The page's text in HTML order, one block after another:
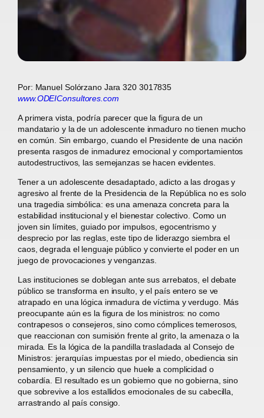
Por: Manuel Solórzano Jara 320 3017835
www.ODEIConsultores.com
A primera vista, podría parecer que la figura de un
mandatario y la de un adolescente inmaduro no tienen mucho
en común. Sin embargo, cuando el Presidente de una nación
presenta rasgos de inmadurez emocional y comportamientos
autodestructivos, las semejanzas se hacen evidentes.
Tener a un adolescente desadaptado, adicto a las drogas y
agresivo al frente de la Presidencia de la República no es solo
una tragedia simbólica: es una amenaza concreta para la
estabilidad institucional y el bienestar colectivo. Como un
joven sin límites, guiado por impulsos, egocentrismo y
desprecio por las reglas, este tipo de liderazgo siembra el
caos, degrada el lenguaje público y convierte el poder en un
juego de provocaciones y venganzas.
Las instituciones se doblegan ante sus arrebatos, el debate
público se transforma en insulto, y el país entero se ve
atrapado en una lógica inmadura de víctima y verdugo. Más
preocupante aún es la figura de los ministros: no como
contrapesos o consejeros, sino como cómplices temerosos,
que reaccionan con sumisión frente al grito, la amenaza o la
mirada. Es la lógica de la pandilla trasladada al Consejo de
Ministros: jerarquías impuestas por el miedo, obediencia sin
pensamiento, y un silencio que huele a complicidad o
cobardía. El resultado es un gobierno que no gobierna, sino
que sobrevive a los estallidos emocionales de su cabecilla,
arrastrando al país consigo.